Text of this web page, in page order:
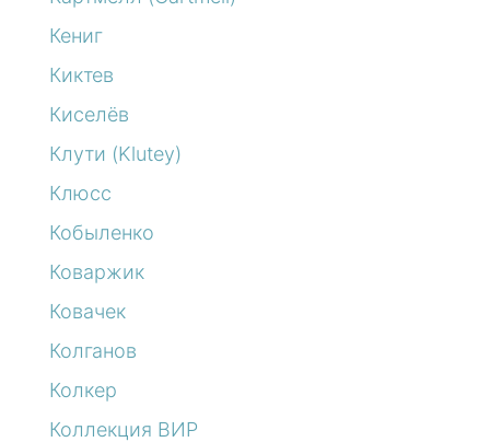
Кениг
Киктев
Киселёв
Клути (Klutey)
Клюсс
Кобыленко
Коваржик
Ковачек
Колганов
Колкер
Коллекция ВИР